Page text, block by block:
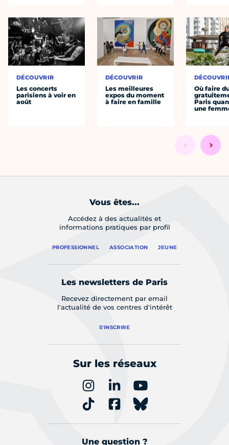
DÉCOUVRIR
Les concerts
parisiens à voir en
août
DÉCOUVRIR
Les meilleures
expos du moment
à faire en famille
Où faire
Paris
une
Vous êtes...
Accédez à des actualités et
informations pratiques par profil
PROFESSIONNEL ASSOCIATION JEUNE
Les newsletters de Paris
Recevez directement par email
l'actualité de vos centres d'intérêt
S'INSCRIRE
Sur les réseaux
Une question ?